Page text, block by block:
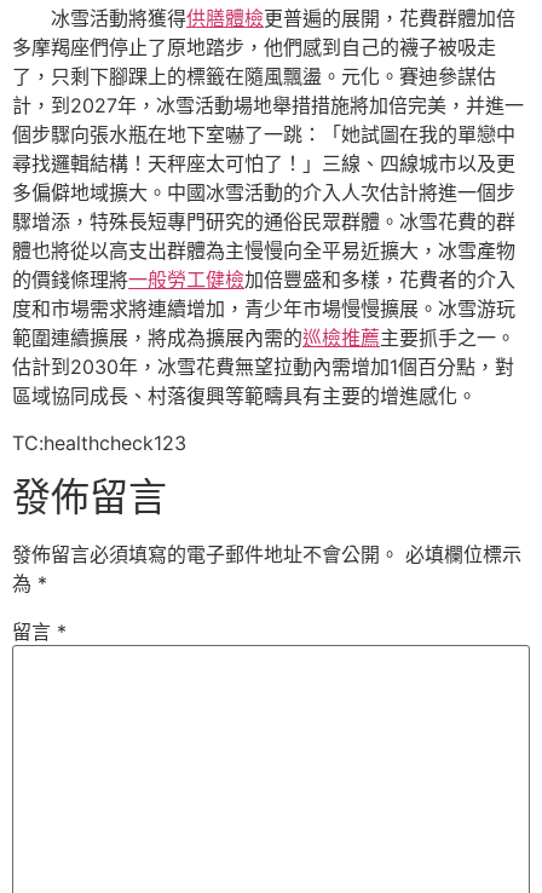
冰雪活動將獲得供膳體檢更普遍的展開，花費群體加倍
多摩羯座們停止了原地踏步，他們感到自己的襪子被吸走
了，只剩下腳踝上的標籤在隨風飄盪。元化。賽迪參謀估
計，到2027年，冰雪活動場地舉措措施將加倍完美，并進一
個步驟向張水瓶在地下室嚇了一跳：「她試圖在我的單戀中
尋找邏輯結構！天秤座太可怕了！」三線、四線城市以及更
多偏僻地域擴大。中國冰雪活動的介入人次估計將進一個步
驟增添，特殊長短專門研究的通俗民眾群體。冰雪花費的群
體也將從以高支出群體為主慢慢向全平易近擴大，冰雪產物
的價錢條理將一般勞工健檢加倍豐盛和多樣，花費者的介入
度和市場需求將連續增加，青少年市場慢慢擴展。冰雪游玩
範圍連續擴展，將成為擴展內需的巡檢推薦主要抓手之一。
估計到2030年，冰雪花費無望拉動內需增加1個百分點，對
區域協同成長、村落復興等範疇具有主要的增進感化。
TC:healthcheck123
發佈留言
發佈留言必須填寫的電子郵件地址不會公開。 必填欄位標示
為 *
留言 *